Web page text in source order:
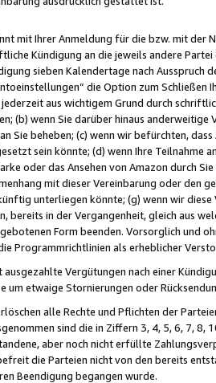
mit Ihrer Anmeldung für die bzw. mit der
Kündigung an die jeweils andere
sieben Kalendertage nach
die Option zum Schließen
aus wichtigem Grund durch
(b) wenn Sie darüber hinaus
Sie beheben; (c) wenn wir befürchten,
sein könnte; (d) wenn Ihre
oder das Ansehen von Amazon durch
mit dieser Vereinbarung oder
unterliegen könnte; (g) wenn wir diese
bereits in der Vergangenheit, gleich aus
Form beenden. Vorsorglich und
Programmrichtlinien als erheblicher
Vergütungen nach einer
um etwaige Stornierungen oder
alle Rechte und Pflichten der
sind die in Ziffern 3, 4, 5, 6, 7,
aber noch nicht erfüllte
die Parteien nicht von den bereits
Beendigung begangen wurde.